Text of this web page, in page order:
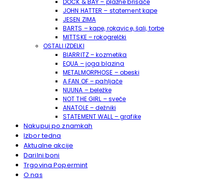
DOCK & BAY – plažne brisače
JOHN HATTER – statement kape
JESEN ZIMA
BARTS – kape, rokavice, šali, torbe
MITTSKE – rokogrelčki
OSTALI IZDELKI
BIARRITZ – kozmetika
EQUA – joga blazina
METALMORPHOSE – obeski
A FAN OF – pahljače
NUUNA – beležke
NOT THE GIRL – sveče
ANATOLE – dežniki
STATEMENT WALL – grafike
Nakupuj po znamkah
Izbor tedna
Aktualne akcije
Darilni boni
Trgovina Popermint
O nas